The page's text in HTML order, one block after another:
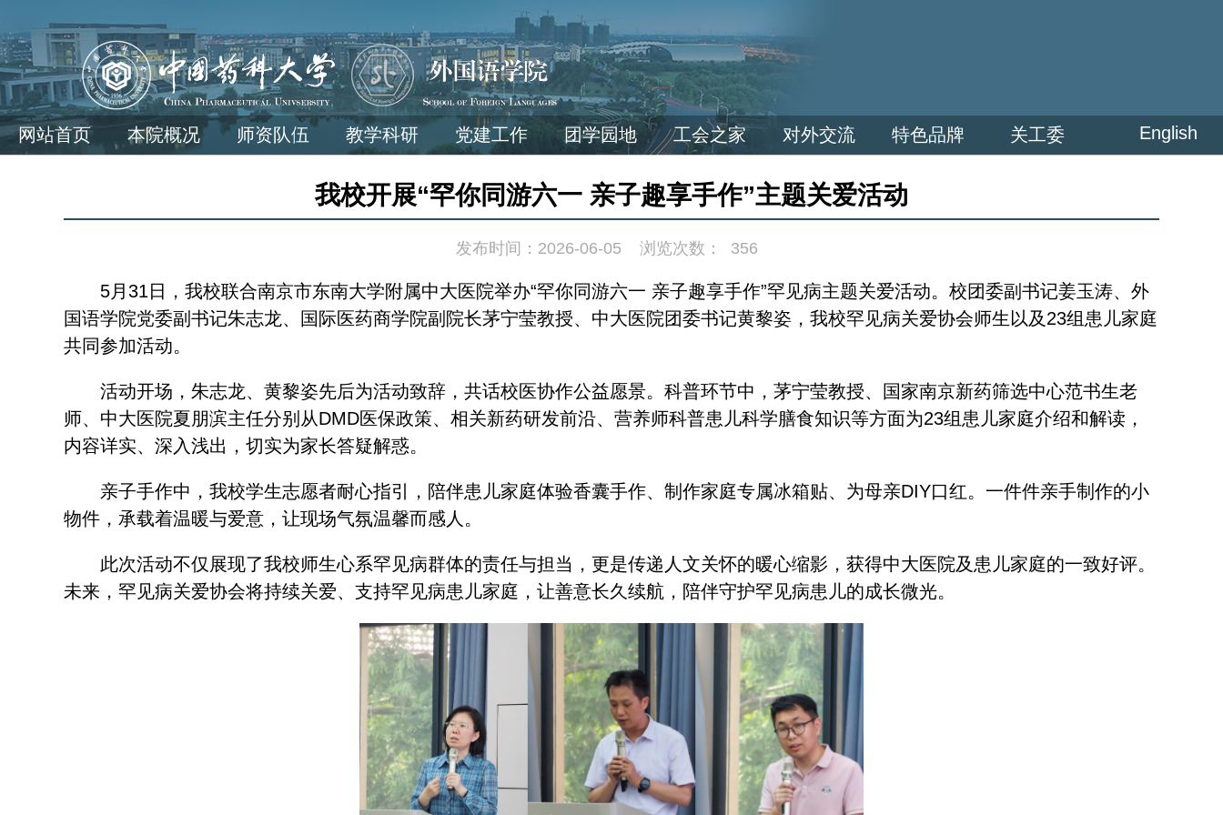
网站首页 本院概况 师资队伍 教学科研 党建工作 团学园地 工会之家 对外交流 特色品牌 关工委 English
我校开展“罕你同游六一 亲子趣享手作”主题关爱活动
发布时间：2026-06-05 浏览次数： 356
5月31日，我校联合南京市东南大学附属中大医院举办“罕你同游六一 亲子趣享手作”罕见病主题关爱活动。校团委副书记姜玉涛、外
国语学院党委副书记朱志龙、国际医药商学院副院长茅宁莹教授、中大医院团委书记黄黎姿，我校罕见病关爱协会师生以及23组患儿家庭
共同参加活动。
活动开场，朱志龙、黄黎姿先后为活动致辞，共话校医协作公益愿景。科普环节中，茅宁莹教授、国家南京新药筛选中心范书生老
师、中大医院夏朋滨主任分别从DMD医保政策、相关新药研发前沿、营养师科普患儿科学膳食知识等方面为23组患儿家庭介绍和解读，
内容详实、深入浅出，切实为家长答疑解惑。
亲子手作中，我校学生志愿者耐心指引，陪伴患儿家庭体验香囊手作、制作家庭专属冰箱贴、为母亲DIY口红。一件件亲手制作的小
物件，承载着温暖与爱意，让现场气氛温馨而感人。
此次活动不仅展现了我校师生心系罕见病群体的责任与担当，更是传递人文关怀的暖心缩影，获得中大医院及患儿家庭的一致好评。
未来，罕见病关爱协会将持续关爱、支持罕见病患儿家庭，让善意长久续航，陪伴守护罕见病患儿的成长微光。